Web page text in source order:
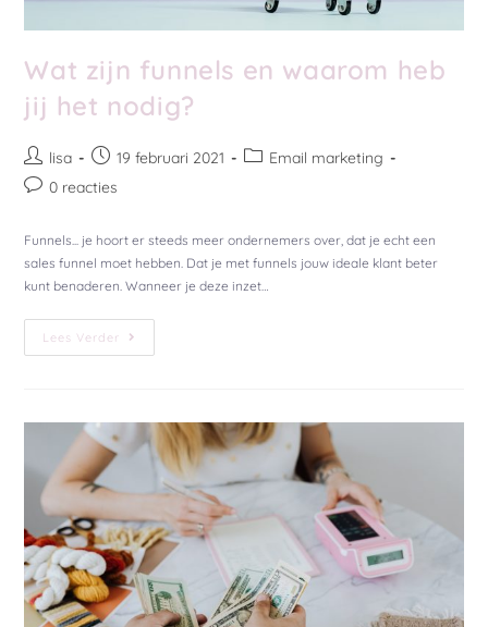
Wat zijn funnels en waarom heb
jij het nodig?
lisa 19 februari 2021
Email marketing
0 reacties
Funnels... je hoort er steeds meer ondernemers over, dat je echt een
sales funnel moet hebben. Dat je met funnels jouw ideale klant beter
kunt benaderen. Wanneer je deze inzet…
Lees Verder